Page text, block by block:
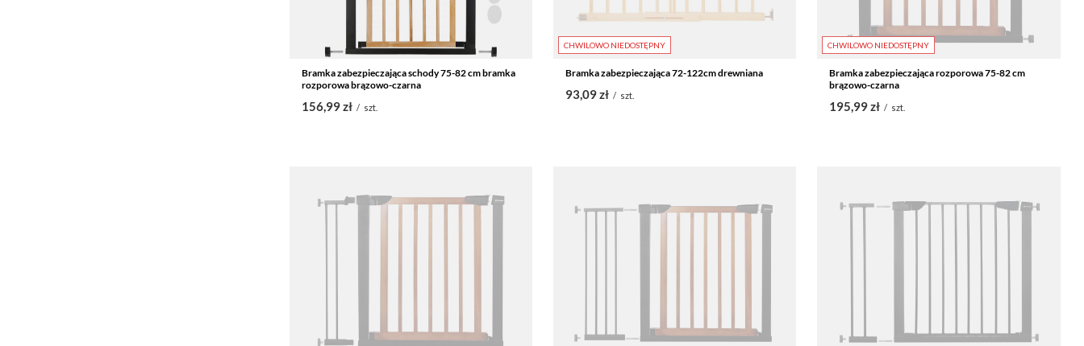
Bramka zabezpieczająca schody 75-82 cm bramka
rozporowa brązowo-czarna
156,99 zł / szt.
CHWILOWO NIEDOSTĘPNY
Bramka zabezpieczająca 72-122cm drewniana
93,09 zł / szt.
CHWILOWO NIEDOSTĘPNY
Bramka zabezpieczająca rozporowa 75-82 cm
brązowo-czarna
195,99 zł / szt.